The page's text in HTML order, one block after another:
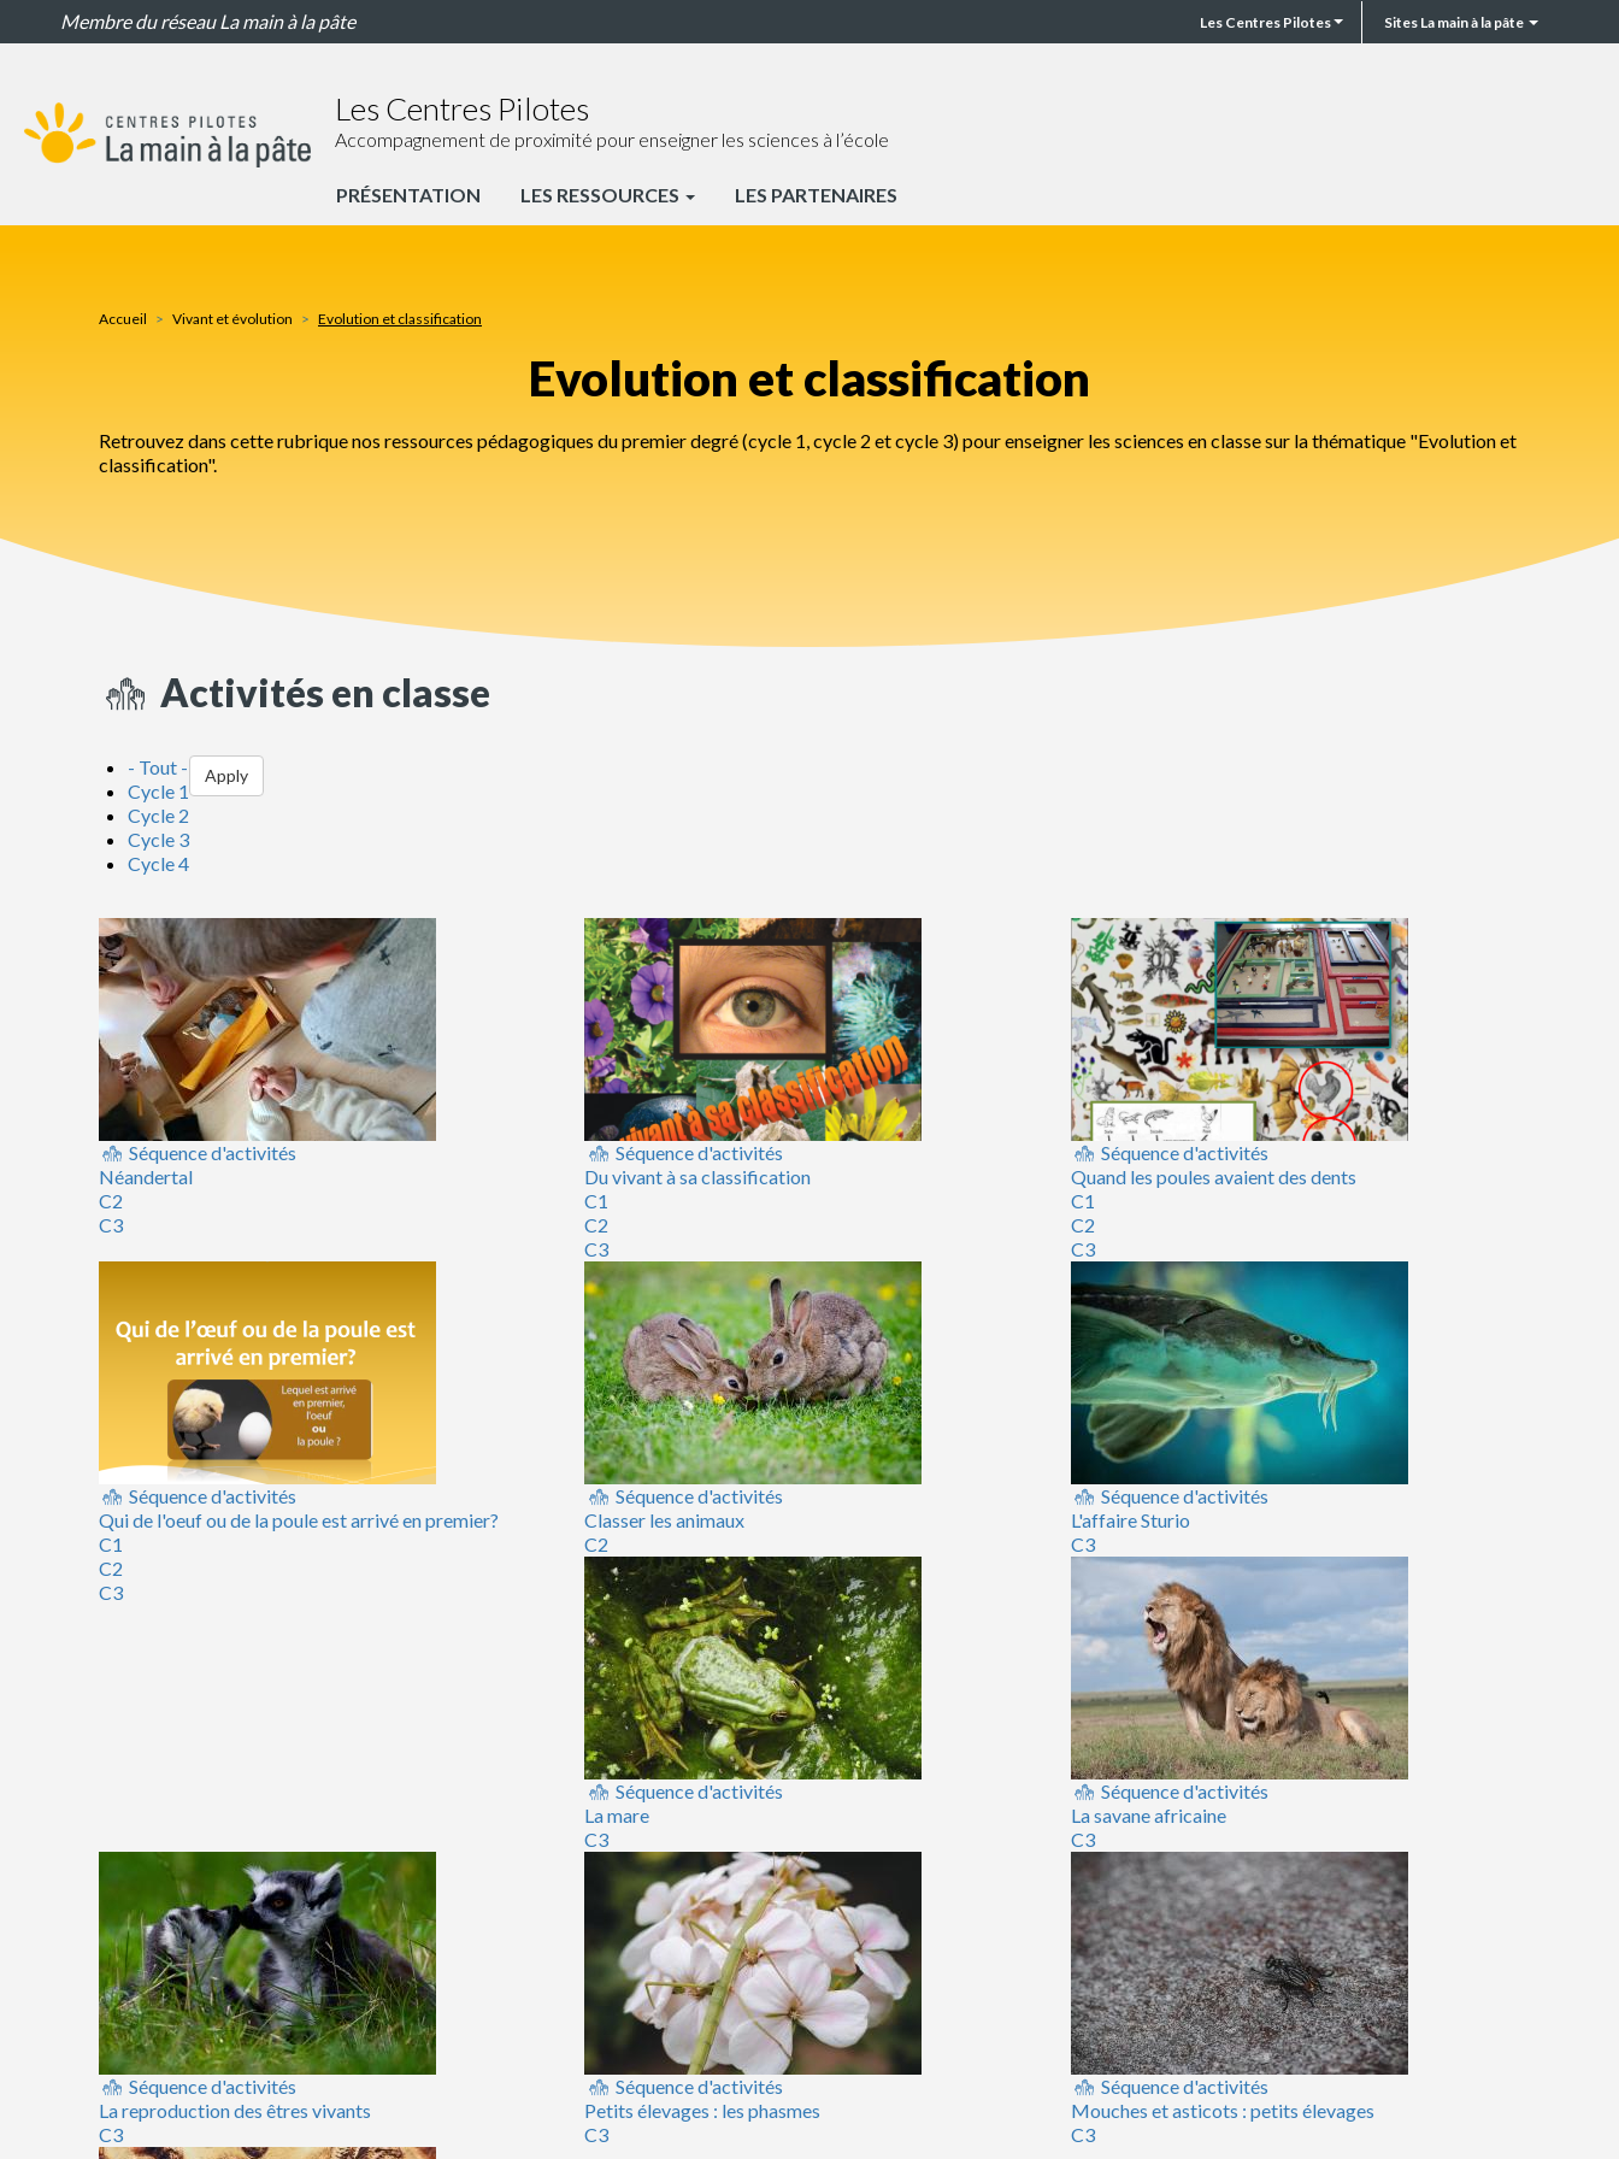
EvolutionMembre du réseau La main à la pâte
CP
Les Centres Pilotes Sites La main à la pâte
Les Centres Pilotes
Accompagnement de proximité pour enseigner les sciences à l’école
Portail
Pilotes
PRÉSENTATION LES RESSOURCES LES PARTENAIRES
Accueil Vivant et évolution Evolution et classification
Evolution et classification
Retrouvez dans cette rubrique nos ressources pédagogiques du premier degré (cycle 1, cycle 2 et cycle 3) pour enseigner les sciences en classe sur la thématique "Evolution et
classification".
Activités en classe
- Tout -
Cycle 1
Cycle 2
Cycle 3
Cycle 4
Apply
Séquence d'activités
Néandertal
C2
C3
Séquence d'activités
Du vivant à sa classification
C1
C2
C3
Séquence d'activités
Quand les poules avaient des dents
C1
C2
C3
Séquence d'activités
Qui de l'oeuf ou de la poule est arrivé en premier?
C1
C2
C3
Séquence d'activités
Classer les animaux
C2
Séquence d'activités
L'affaire Sturio
C3
Séquence d'activités
La mare
C3
Séquence d'activités
La savane africaine
C3
Séquence d'activités
La reproduction des êtres vivants
C3
Séquence d'activités
Petits élevages : les phasmes
C3
Séquence d'activités
Mouches et asticots : petits élevages
C3